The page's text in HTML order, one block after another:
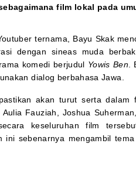
film lokal pada
ternama, Bayu Skak
dengan sineas muda
komedi berjudul Yowis Ben.
dialog berbahasa Jawa.
akan turut serta dalam
Fauziah, Joshua
keseluruhan film
sebenarnya mengambil